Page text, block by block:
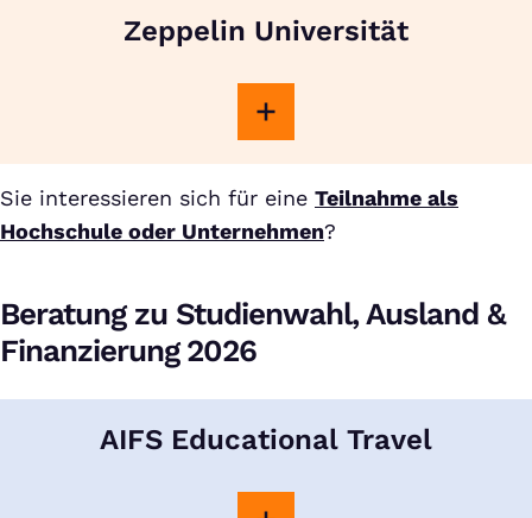
Zeppelin Universität
Sie interessieren sich für eine Teilnahme als
Hochschule oder Unternehmen?
Beratung zu Studienwahl, Ausland &
Finanzierung 2026
AIFS Educational Travel